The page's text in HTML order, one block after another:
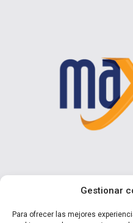
Gestionar
Para ofrecer las mejores
Calle I N° 990 Brisas del Sol -